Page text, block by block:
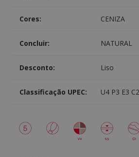
Cores: CENIZA
Concluir: NATURAL
Desconto: Liso
Classificação UPEC: U4 P3 E3 C2